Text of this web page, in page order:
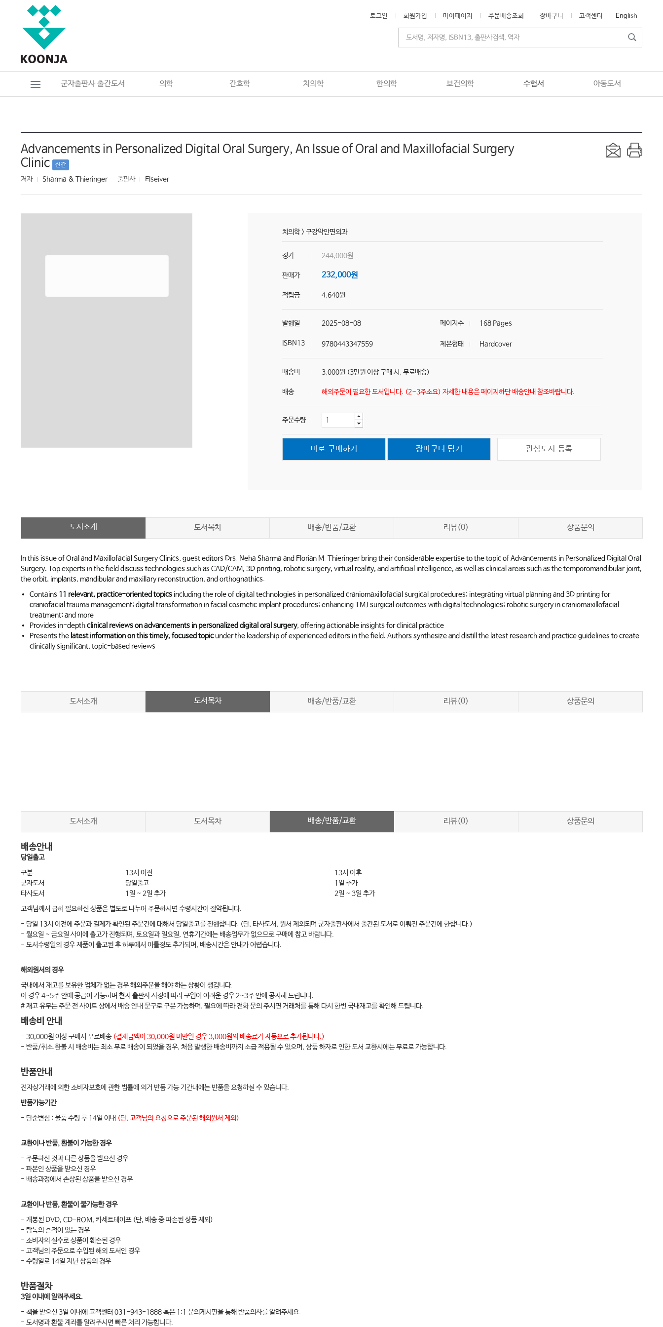
로그인 회원가입 마이페이지 주문배송조회 장바구니 고객센터 English
군자출판사 출간도서 의학 간호학 치의학 한의학 보건의학 수험서 아동도서
Advancements in Personalized Digital Oral Surgery, An Issue of Oral and Maxillofacial Surgery
Clinic
신간
저자 Sharma & Thieringer 출판사 Elseiver
치의학> 구강악안면외과
정가 244,000원
판매가 232,000원
적립금 4,640원
발행일 2025-08-08 페이지수 168 Pages
ISBN13 9780443347559 제본형태 Hardcover
배송비 3,000원 (3만원 이상 구매 시, 무료배송)
배송 해외주문이 필요한 도서입니다. (2~3주소요) 자세한 내용은 페이지하단 배송안내 참조바랍니다.
주문수량
바로 구매하기 장바구니 담기 관심도서 등록
도서소개 도서목차 배송/반품/교환 리뷰(0) 상품문의
In this issue ofOral and Maxillofacial Surgery Clinics, guest editors Drs. Neha Sharma and Florian M. Thieringer bring their considerable expertise to the topic ofAdvancements in Personalized Digital Oral
Surgery. Top experts in the field discuss technologies such as CAD/CAM, 3D printing, robotic surgery, virtual reality, and artificial intelligence, as well as clinical areas such as the temporomandibular joint,
the orbit, implants, mandibular and maxillary reconstruction, and orthognathics.
Contains 11 relevant, practice-oriented topics including the role of digital technologies in personalized craniomaxillofacial surgical procedures; integrating virtual planning and 3D printing for
craniofacial trauma management; digital transformation in facial cosmetic implant procedures; enhancing TMJ surgical outcomes with digital technologies; robotic surgery in craniomaxillofacial
treatment; and more
Provides in-depthclinical reviews on advancements in personalized digital oral surgery, offering actionable insights for clinical practice
Presents the latest information on this timely, focused topicunder the leadership of experienced editors in the field. Authors synthesize and distill the latest research and practice guidelines to create
clinically significant, topic-based reviews
도서소개 도서목차 배송/반품/교환 리뷰(0) 상품문의
도서소개 도서목차 배송/반품/교환 리뷰(0) 상품문의
배송안내
당일출고
구분
13시 이전
13시 이후
군자도서
당일출고
1일 추가
타사도서
1일 ~ 2일 추가
2일 ~ 3일 추가
고객님께서 급히 필요하신 상품은 별도로 나누어 주문하시면 수령시간이 절약됩니다.
- 당일 13시 이전에 주문과 결제가 확인된 주문건에 대해서 당일출고를 진행합니다. (단, 타사도서, 원서 제외되며 군자출판사에서 출간된 도서로 이뤄진 주문건에 한합니다.)
- 월요일 ~ 금요일 사이에 출고가 진행되며, 토요일과 일요일, 연휴기간에는 배송업무가 없으므로 구매에 참고 바랍니다.
- 도서수령일의 경우 제품이 출고된 후 하루에서 이틀정도 추가되며, 배송시간은 안내가 어렵습니다.
해외원서의 경우
국내에서 재고를 보유한 업체가 없는 경우 해외주문을 해야 하는 상황이 생깁니다.
이 경우 4~5주 안에 공급이 가능하며 현지 출판사 사정에 따라 구입이 어려운 경우 2~3주 안에 공지해 드립니다.
# 재고 유무는 주문 전 사이트 상에서 배송 안내 문구로 구분 가능하며, 필요에 따라 전화 문의 주시면 거래처를 통해 다시 한번 국내재고를 확인해 드립니다.
배송비 안내
- 30,000원 이상 구매시 무료배송 (결제금액이 30,000원 미만일 경우 3,000원의 배송료가 자동으로 추가됩니다.)
- 반품/취소.환불 시 배송비는 최소 무료 배송이 되었을 경우, 처음 발생한 배송비까지 소급 적용될 수 있으며, 상품 하자로 인한 도서 교환시에는 무료로 가능합니다.
반품안내
전자상거래에 의한 소비자보호에 관한 법률에 의거 반품 가능 기간내에는 반품을 요청하실 수 있습니다.
반품가능기간
- 단순변심 : 물품 수령 후 14일 이내 (단, 고객님의 요청으로 주문된 해외원서 제외)
교환이나 반품, 환불이 가능한 경우
- 주문하신 것과 다른 상품을 받으신 경우
- 파본인 상품을 받으신 경우
- 배송과정에서 손상된 상품을 받으신 경우
교환이나 반품, 환불이 불가능한 경우
- 개봉된 DVD, CD-ROM, 카세트테이프 (단, 배송 중 파손된 상품 제외)
- 탐독의 흔적이 있는 경우
- 소비자의 실수로 상품이 훼손된 경우
- 고객님의 주문으로 수입된 해외 도서인 경우
- 수령일로 14일 지난 상품의 경우
반품절차
3일 이내에 알려주세요.
- 책을 받으신 3일 이내에 고객센터 031-943-1888 혹은 1:1 문의게시판을 통해 반품의사를 알려주세요.
- 도서명과 환불 계좌를 알려주시면 빠른 처리 가능합니다.